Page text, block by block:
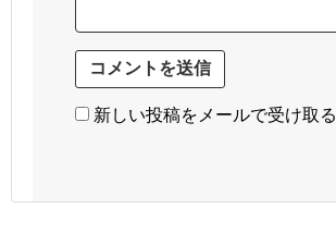
新しい投稿をメールで受け取る